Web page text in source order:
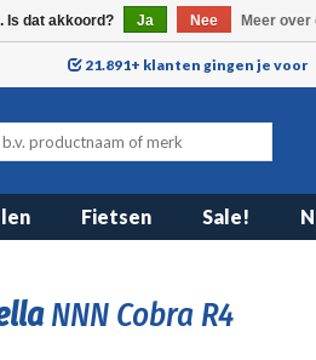
21.891+ klanten gingen je voor
Fietsen Sale!
NNN Cobra R4
Is dat akkoord? Ja Nee Meer over